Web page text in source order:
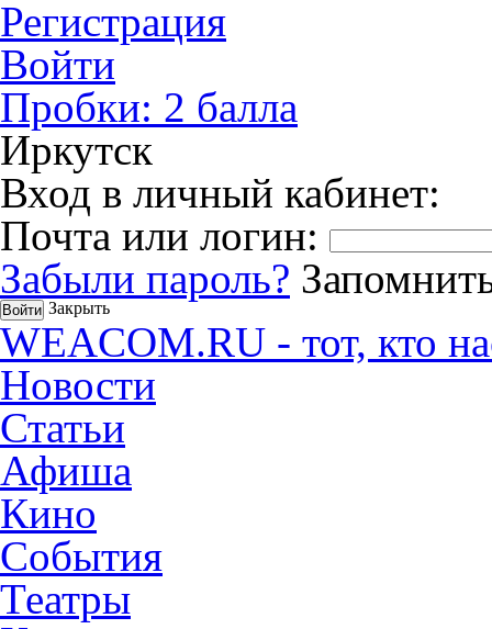
Регистрация
Войти
Пробки: 2 балла
Иркутск
Вход в личный кабинет:
Почта или логин:
Забыли пароль?
Закрыть
WEACOM.RU - тот, кто
Новости
Статьи
Афиша
Кино
События
Театры